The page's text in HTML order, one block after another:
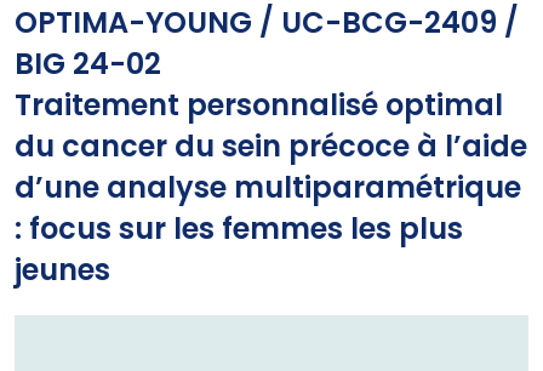
OPTIMA-YOUNG / UC-BCG-2409 /
BIG 24-02
Traitement personnalisé optimal
du cancer du sein précoce à l’aide
d’une analyse multiparamétrique
: focus sur les femmes les plus
jeunes